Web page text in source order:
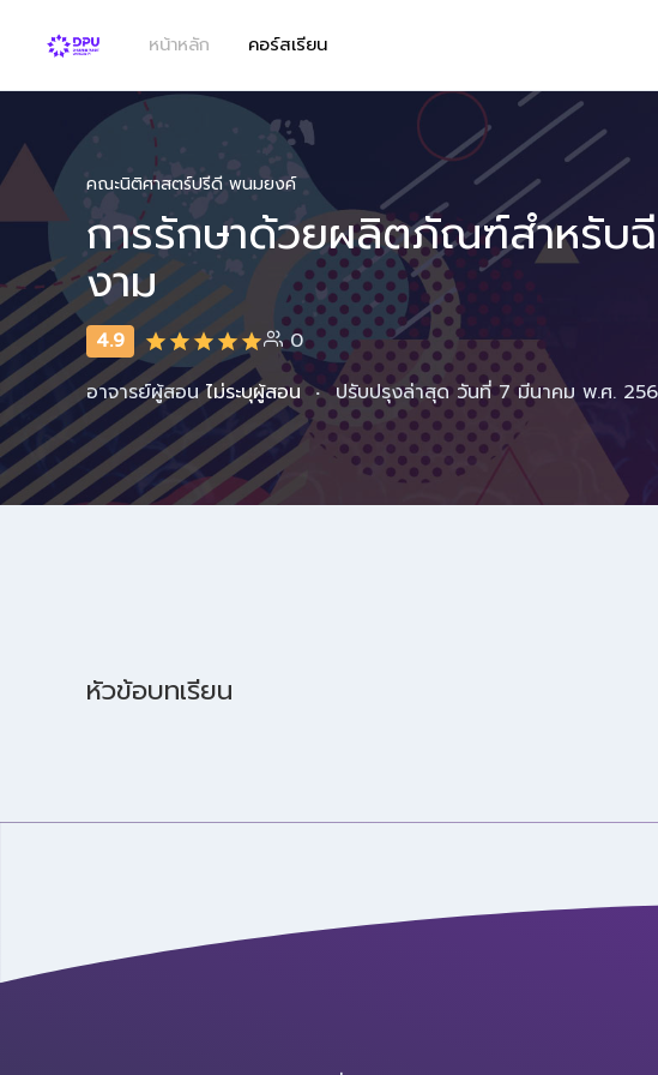
หน้าหลัก คอร์สเรียน
คณะนิติศาสตร์ปรีดี พนมยงค์
การรักษาด้วยผลิตภัณฑ์สำหรับฉี
งาม
4.9
0
อาจารย์ผู้สอนไม่ระบุผู้สอน · ปรับปรุงล่าสุด วันที่ 7 มีนาคม พ.ศ.
หัวข้อบทเรียน